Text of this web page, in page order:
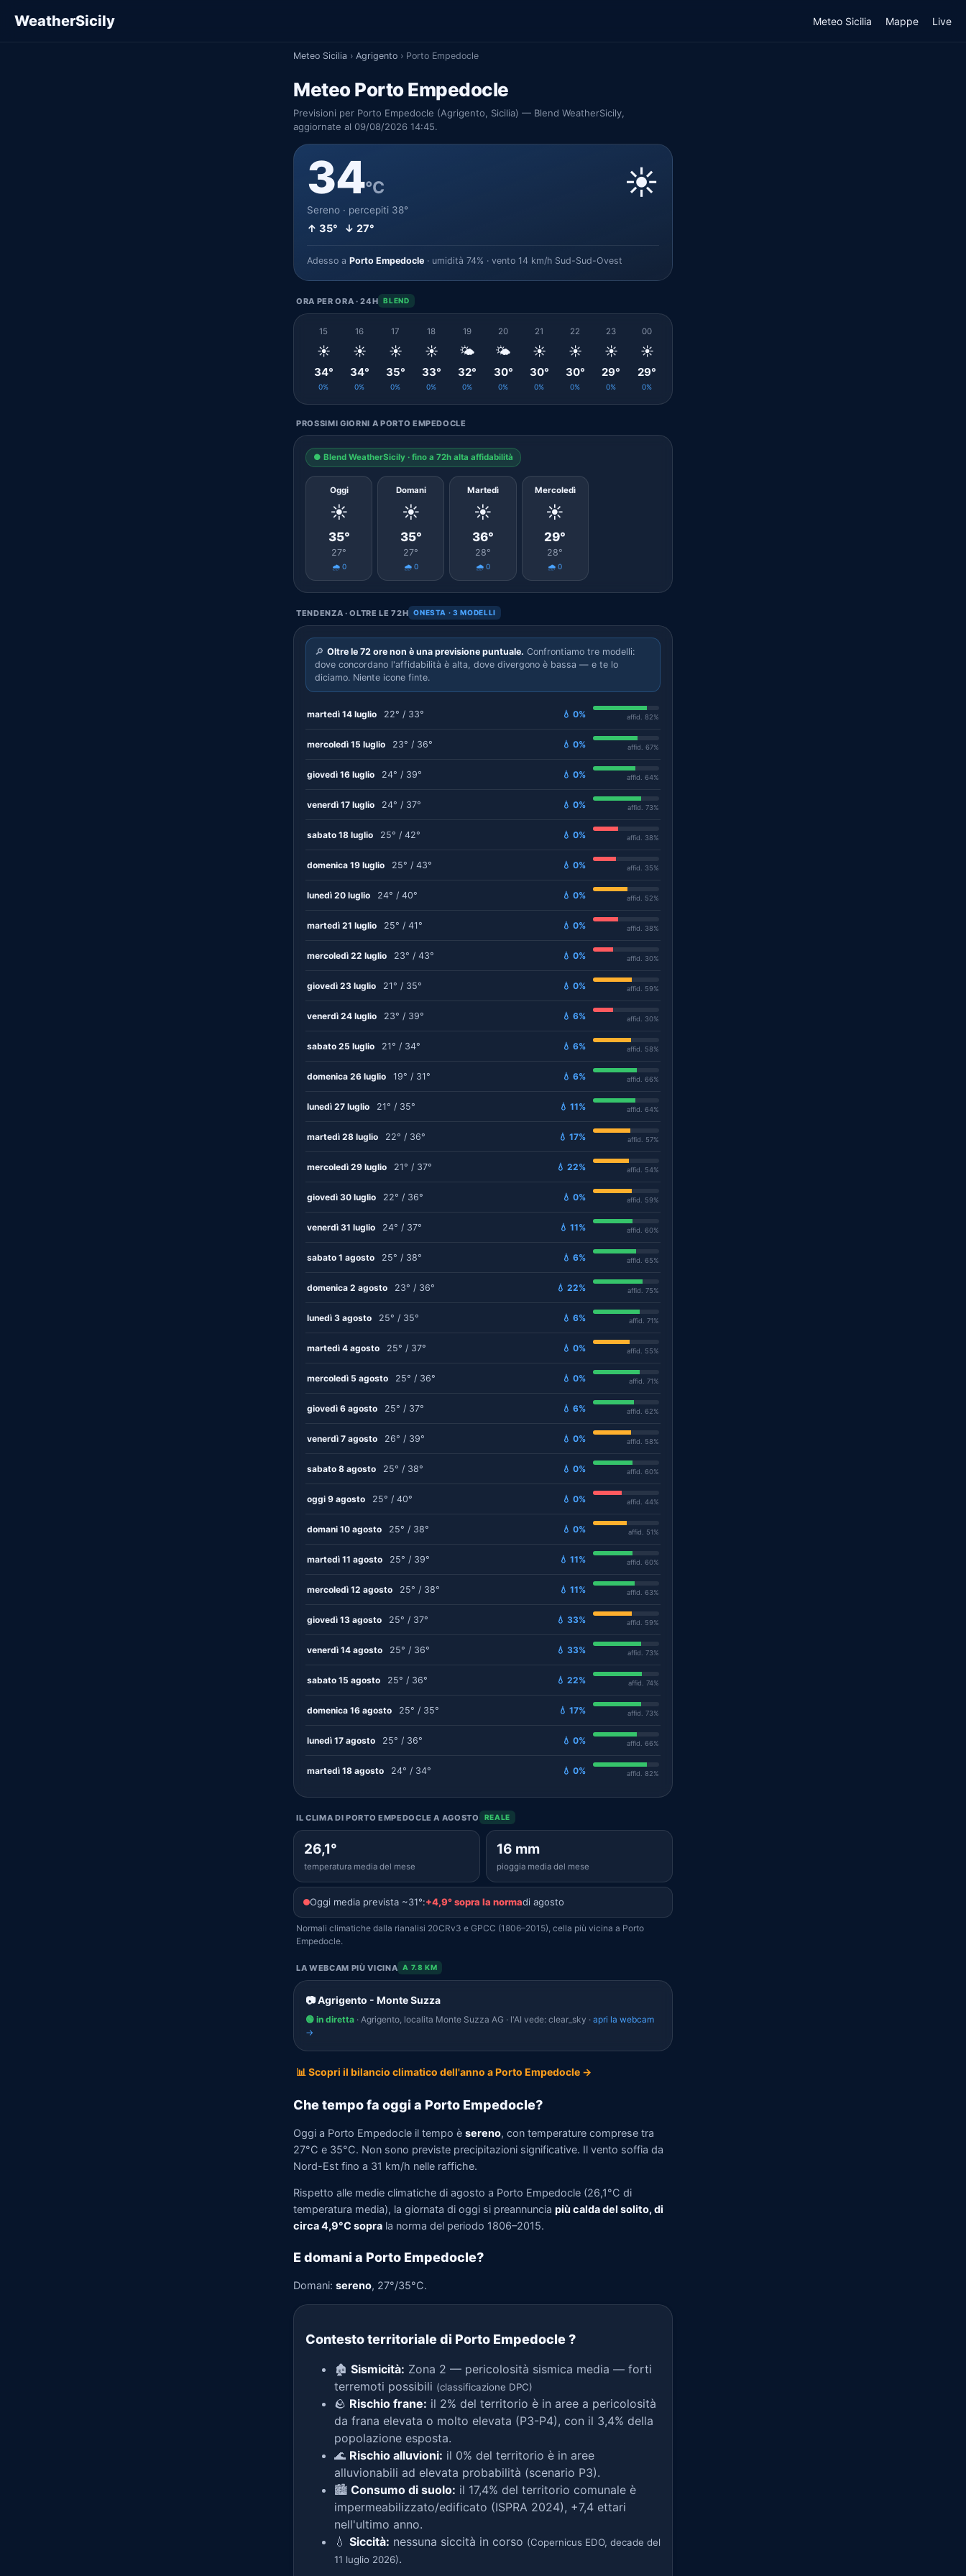
WeatherSicily Meteo Sicilia Mappe Live
Meteo Sicilia › Agrigento › Porto Empedocle
Meteo Porto Empedocle
Previsioni per Porto Empedocle (Agrigento, Sicilia) — Blend WeatherSicily,
aggiornate al 09/08/2026 14:45.
34°C
Sereno · percepiti 38°
↑ 35° ↓ 27°
☀️
Adesso a Porto Empedocle · umidità 74% · vento 14 km/h Sud-Sud-Ovest
ORA PER ORA · 24H BLEND
15
☀️
34°
0%
16
☀️
34°
0%
17
☀️
35°
0%
18
☀️
33°
0%
19
🌤️
32°
0%
20
🌤️
30°
0%
21
☀️
30°
0%
22
☀️
30°
0%
23
☀️
29°
0%
00
☀️
29°
0%
PROSSIMI GIORNI A PORTO EMPEDOCLE
● Blend WeatherSicily · fino a 72h alta affidabilità
Oggi
☀️
35°
27°
🌧️ 0
Domani
☀️
35°
27°
🌧️ 0
Martedì
☀️
36°
28°
🌧️ 0
Mercoledì
☀️
29°
28°
🌧️ 0
TENDENZA · OLTRE LE 72H ONESTA · 3 MODELLI
🔎 Oltre le 72 ore non è una previsione puntuale. Confrontiamo tre modelli:
dove concordano l'affidabilità è alta, dove divergono è bassa — e te lo
diciamo. Niente icone finte.
martedì 14 luglio 22° / 33° 💧 0% affid. 82%
mercoledì 15 luglio 23° / 36° 💧 0% affid. 67%
giovedì 16 luglio 24° / 39° 💧 0% affid. 64%
venerdì 17 luglio 24° / 37° 💧 0% affid. 73%
sabato 18 luglio 25° / 42° 💧 0% affid. 38%
domenica 19 luglio 25° / 43° 💧 0% affid. 35%
lunedì 20 luglio 24° / 40° 💧 0% affid. 52%
martedì 21 luglio 25° / 41° 💧 0% affid. 38%
mercoledì 22 luglio 23° / 43° 💧 0% affid. 30%
giovedì 23 luglio 21° / 35° 💧 0% affid. 59%
venerdì 24 luglio 23° / 39° 💧 6% affid. 30%
sabato 25 luglio 21° / 34° 💧 6% affid. 58%
domenica 26 luglio 19° / 31° 💧 6% affid. 66%
lunedì 27 luglio 21° / 35° 💧 11% affid. 64%
martedì 28 luglio 22° / 36° 💧 17% affid. 57%
mercoledì 29 luglio 21° / 37° 💧 22% affid. 54%
giovedì 30 luglio 22° / 36° 💧 0% affid. 59%
venerdì 31 luglio 24° / 37° 💧 11% affid. 60%
sabato 1 agosto 25° / 38° 💧 6% affid. 65%
domenica 2 agosto 23° / 36° 💧 22% affid. 75%
lunedì 3 agosto 25° / 35° 💧 6% affid. 71%
martedì 4 agosto 25° / 37° 💧 0% affid. 55%
mercoledì 5 agosto 25° / 36° 💧 0% affid. 71%
giovedì 6 agosto 25° / 37° 💧 6% affid. 62%
venerdì 7 agosto 26° / 39° 💧 0% affid. 58%
sabato 8 agosto 25° / 38° 💧 0% affid. 60%
oggi 9 agosto 25° / 40° 💧 0% affid. 44%
domani 10 agosto 25° / 38° 💧 0% affid. 51%
martedì 11 agosto 25° / 39° 💧 11% affid. 60%
mercoledì 12 agosto 25° / 38° 💧 11% affid. 63%
giovedì 13 agosto 25° / 37° 💧 33% affid. 59%
venerdì 14 agosto 25° / 36° 💧 33% affid. 73%
sabato 15 agosto 25° / 36° 💧 22% affid. 74%
domenica 16 agosto 25° / 35° 💧 17% affid. 73%
lunedì 17 agosto 25° / 36° 💧 0% affid. 66%
martedì 18 agosto 24° / 34° 💧 0% affid. 82%
IL CLIMA DI PORTO EMPEDOCLE A AGOSTO REALE
26,1°
temperatura media del mese
16 mm
pioggia media del mese
Oggi media prevista ~31°:+4,9° sopra la normadi agosto
Normali climatiche dalla rianalisi 20CRv3 e GPCC (1806–2015), cella più vicina a Porto
Empedocle.
LA WEBCAM PIÙ VICINA A 7.8 KM
📷 Agrigento - Monte Suzza
🟢 in diretta · Agrigento, localita Monte Suzza AG · l'AI vede: clear_sky · apri la webcam
→
📊 Scopri il bilancio climatico dell'anno a Porto Empedocle →
Che tempo fa oggi a Porto Empedocle?
Oggi a Porto Empedocle il tempo è sereno, con temperature comprese tra
27°C e 35°C. Non sono previste precipitazioni significative. Il vento soffia da
Nord-Est fino a 31 km/h nelle raffiche.
Rispetto alle medie climatiche di agosto a Porto Empedocle (26,1°C di
temperatura media), la giornata di oggi si preannuncia più calda del solito, di
circa 4,9°C sopra la norma del periodo 1806–2015.
E domani a Porto Empedocle?
Domani: sereno, 27°/35°C.
Contesto territoriale di Porto Empedocle?
🏚️ Sismicità: Zona 2 — pericolosità sismica media — forti
terremoti possibili (classificazione DPC)
🪨 Rischio frane: il 2% del territorio è in aree a pericolosità
da frana elevata o molto elevata (P3-P4), con il 3,4% della
popolazione esposta.
🌊 Rischio alluvioni: il 0% del territorio è in aree
alluvionabili ad elevata probabilità (scenario P3).
🏙️ Consumo di suolo: il 17,4% del territorio comunale è
impermeabilizzato/edificato (ISPRA 2024), +7,4 ettari
nell'ultimo anno.
💧 Siccità: nessuna siccità in corso (Copernicus EDO, decade del
11 luglio 2026).